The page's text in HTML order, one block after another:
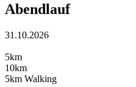
Abendlauf
31.10.2026
5km
10km
5km Walking